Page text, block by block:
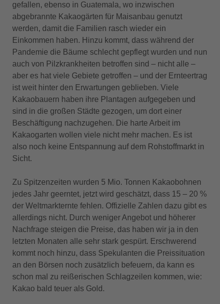
gefallen, ebenso in Guatemala, wo inzwischen
abgebrannte Kakaogärten für Maisanbau genutzt
werden, damit die Familien rasch wieder ein
Einkommen haben. Hinzu kommt, dass während der
Pandemie die Bäume schlecht gepflegt wurden und nun
auch von Pilzkrankheiten betroffen sind – nicht alle –
aber es hat viele Gebiete getroffen – und der Ernteertrag
ist weit hinter den Erwartungen geblieben. Viele
Kakaobauern haben ihre Plantagen aufgegeben und
sind in die großen Städte gezogen, um dort einer
Beschäftigung nachzugehen. Die harte Arbeit im
Kakaogarten wollen viele nicht mehr machen. Es ist
also noch keine Entspannung auf dem Rohstoffmarkt in
Sicht.
Zu Spitzenzeiten wurden 5 Mio. Tonnen Kakaobohnen
jedes Jahr geerntet, jetzt wird geschätzt, dass 15 – 20 %
der Weltmarkternte fehlen. Offizielle Zahlen dazu gibt es
allerdings nicht. Durch weniger Angebot und höherer
Nachfrage steigen die Preise, das haben wir ja in den
letzten Monaten alle sehr stark gespürt. Erschwerend
kommt noch hinzu, dass Spekulanten die Preissituation
an den Börsen noch zusätzlich befeuern, da kann es
schon mal zu reißerischen Schlagzeilen kommen, wie:
Kakao bald teuer als Gold.